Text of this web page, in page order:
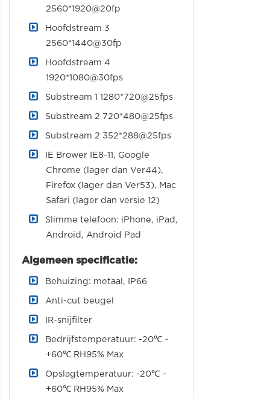
2560*1920@20fp
Hoofdstream 3
2560*1440@30fp
Hoofdstream 4
1920*1080@30fps
Substream 1 1280*720@25fps
Substream 2 720*480@25fps
Substream 2 352*288@25fps
IE Brower IE8-11, Google
Chrome (lager dan Ver44),
Firefox (lager dan Ver53), Mac
Safari (lager dan versie 12)
Slimme telefoon: iPhone, iPad,
Android, Android Pad
Algemeen specificatie:
Behuizing: metaal, IP66
Anti-cut beugel
IR-snijfilter
Bedrijfstemperatuur: -20℃ ~
+60℃ RH95% Max
Opslagtemperatuur: -20℃ ~
+60℃ RH95% Max